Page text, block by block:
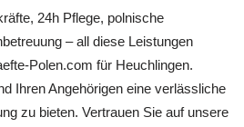
24h Pflege, polnische
– all diese Leistungen
Polen.com für Heuchlingen.
Ihren Angehörigen eine verlässliche
zu bieten. Vertrauen Sie auf unsere